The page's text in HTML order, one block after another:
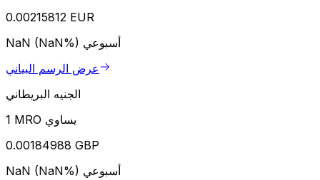
0.00215812 EUR
NaN (NaN%) أسبوعي
عرض الرسم البياني
الجنيه البريطاني
1 MRO يساوي
0.00184988 GBP
NaN (NaN%) أسبوعي